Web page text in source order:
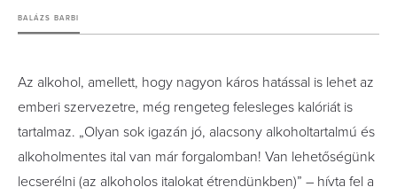
BALÁZS BARBI
Az alkohol, amellett, hogy nagyon káros hatással is lehet az
emberi szervezetre, még rengeteg felesleges kalóriát is
tartalmaz. „Olyan sok igazán jó, alacsony alkoholtartalmú és
alkoholmentes ital van már forgalomban! Van lehetőségünk
lecserélni (az alkoholos italokat étrendünkben)” – hívta fel a